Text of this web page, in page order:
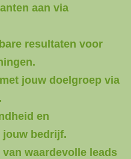
aan via
resultaten voor
jouw doelgroep via
en
jouw bedrijf.
waardevolle leads